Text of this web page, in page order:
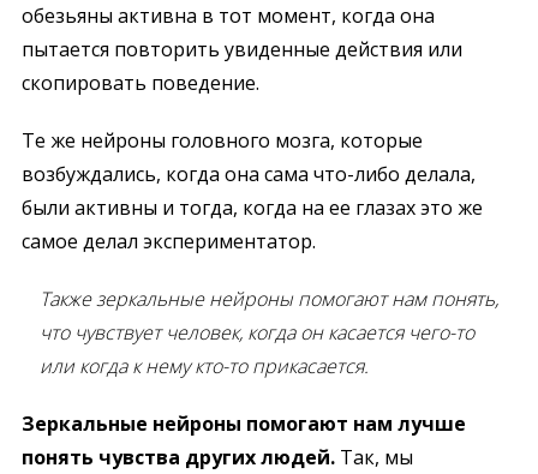
обезьяны активна в тот момент, когда она
пытается повторить увиденные действия или
скопировать поведение.
Те же нейроны головного мозга, которые
возбуждались, когда она сама что-либо делала,
были активны и тогда, когда на ее глазах это же
самое делал экспериментатор.
Также зеркальные нейроны помогают нам понять,
что чувствует человек, когда он касается чего-то
или когда к нему кто-то прикасается.
Зеркальные нейроны помогают нам лучше
понять чувства других людей.Так, мы